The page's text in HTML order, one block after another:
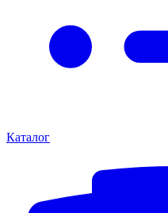
Каталог